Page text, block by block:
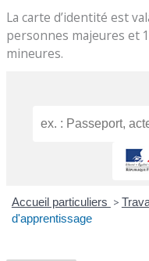
La carte d’identité est
personnes majeures et
mineures.
Accueil particuliers >
d'apprentissage